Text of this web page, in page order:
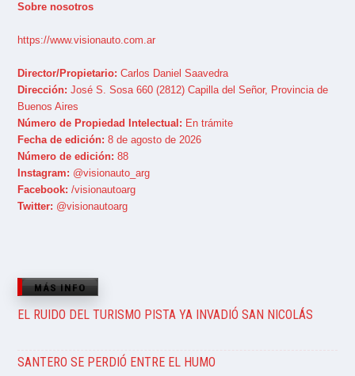
Sobre nosotros
https://www.visionauto.com.ar
Director/Propietario: Carlos Daniel Saavedra
Dirección: José S. Sosa 660 (2812) Capilla del Señor, Provincia de
Buenos Aires
Número de Propiedad Intelectual: En trámite
Fecha de edición: 8 de agosto de 2026
Número de edición: 88
Instagram: @visionauto_arg
Facebook: /visionautoarg
Twitter: @visionautoarg
MÁS INFO
EL RUIDO DEL TURISMO PISTA YA INVADIÓ SAN NICOLÁS
SANTERO SE PERDIÓ ENTRE EL HUMO